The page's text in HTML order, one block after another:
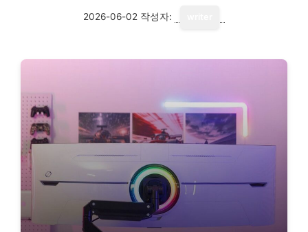
2026-06-02 작성자: